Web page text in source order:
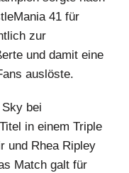
41 für
zur
und damit eine
auslöste.
bei
in einem Triple
und Rhea Ripley
Match galt für